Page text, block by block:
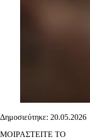
Δημοσιεύτηκε: 20.05.2026
ΜΟΙΡΑΣΤΕΙΤΕ ΤΟ